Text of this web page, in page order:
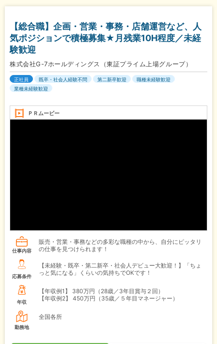
【総合職】企画・営業・事務・店舗運営など、人
気ポジションで積極募集★月残業10H程度／未経
験歓迎
株式会社G-7ホールディングス（東証プライム上場グループ）
正社員 既卒・社会人経験不問 第二新卒歓迎
職種未経験歓迎
業種未経験歓迎
ＰＲムービー
仕事内容
販売・営業・事務などの多彩な職種の中から、自分にピッタリ
の仕事を見つけられます！
応募条件
【未経験・既卒・第二新卒・社会人デビュー大歓迎！】「ちょ
っと気になる」くらいの気持ちでOKです！
年収
【年収例1】
380万円（28歳／3年目賞与２回）
【年収例2】
450万円（35歳／５年目マネージャー）
勤務地
全国各所